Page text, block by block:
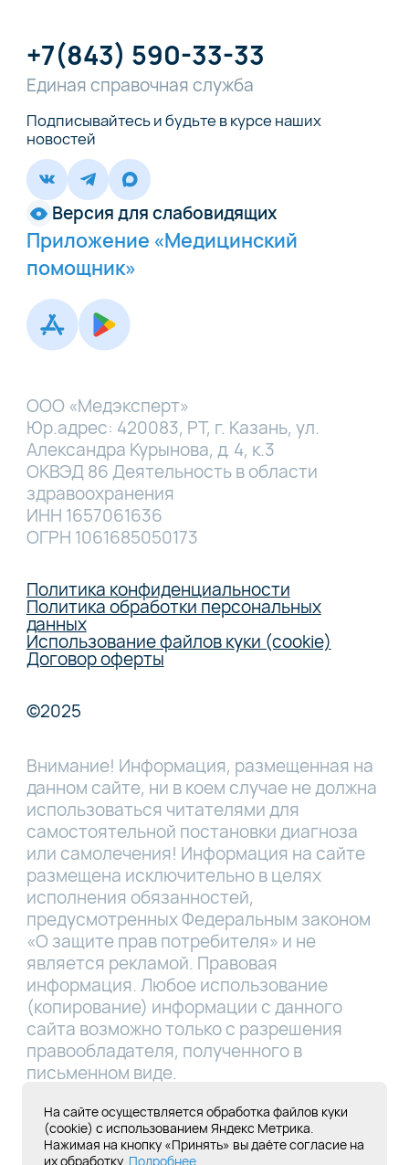
+7(843) 590-33-33
Единая справочная служба
Подписывайтесь и будьте в курсе наших
новостей
Версия для слабовидящих
Приложение «Медицинский
помощник»
ООО «Медэксперт»
Юр.адрес: 420083, РТ, г. Казань, ул.
Александра Курынова, д. 4, к.3
ОКВЭД 86 Деятельность в области
здравоохранения
ИНН 1657061636
ОГРН 1061685050173
Политика конфиденциальности
Политика обработки персональных
данных
Использование файлов куки (cookie)
Договор оферты
©2025
Внимание! Информация, размещенная на
данном сайте, ни в коем случае не должна
использоваться читателями для
самостоятельной постановки диагноза
или самолечения! Информация на сайте
размещена исключительно в целях
исполнения обязанностей,
предусмотренных Федеральным законом
«О защите прав потребителя» и не
является рекламой. Правовая
информация. Любое использование
(копирование) информации с данного
сайта возможно только с разрешения
правообладателя, полученного в
письменном виде.
Лицензия Л041-01181-16/00331767 от
28.05.2019
На сайте осуществляется обработка файлов куки
(cookie) с использованием Яндекс Метрика.
Нажимая на кнопку «Принять» вы даёте согласие на
их обработку. Подробнее